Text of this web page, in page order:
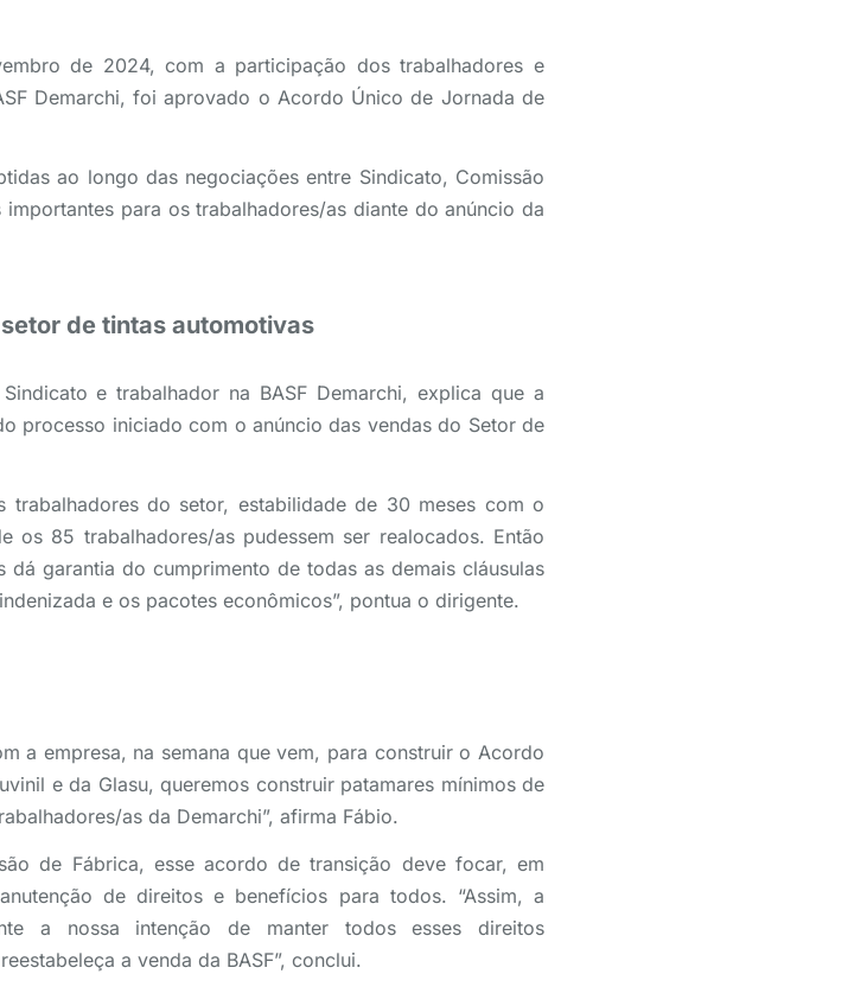
de 2024, com a participação dos trabalhadores e
Demarchi, foi aprovado o Acordo Único de Jornada de
ao longo das negociações entre Sindicato, Comissão
para os trabalhadores/as diante do anúncio da
de tintas automotivas
e trabalhador na BASF Demarchi, explica que a
processo iniciado com o anúncio das vendas do Setor de
trabalhadores do setor, estabilidade de 30 meses com o
os 85 trabalhadores/as pudessem ser realocados. Então
garantia do cumprimento de todas as demais cláusulas
e os pacotes econômicos”, pontua o dirigente.
a empresa, na semana que vem, para construir o Acordo
e da Glasu, queremos construir patamares mínimos de
as da Demarchi”, afirma Fábio.
de Fábrica, esse acordo de transição deve focar, em
de direitos e benefícios para todos. “Assim, a
a nossa intenção de manter todos esses direitos
a venda da BASF”, conclui.